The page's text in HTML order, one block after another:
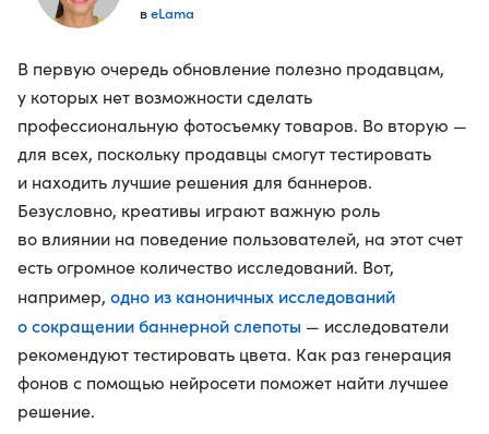
вeLama
В первую очередь обновление полезно продавцам,
у которых нет возможности сделать
профессиональную фотосъемку товаров. Во вторую —
для всех, поскольку продавцы смогут тестировать
и находить лучшие решения для баннеров.
Безусловно, креативы играют важную роль
во влиянии на поведение пользователей, на этот счет
есть огромное количество исследований. Вот,
например, одно из каноничных исследований
о сокращении баннерной слепоты — исследователи
рекомендуют тестировать цвета. Как раз генерация
фонов с помощью нейросети поможет найти лучшее
решение.